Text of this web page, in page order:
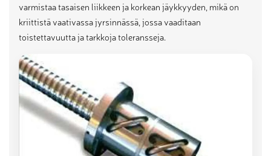
varmistaa tasaisen liikkeen ja korkean jäykkyyden, mikä on
kriittistä vaativassa jyrsinnässä, jossa vaaditaan
toistettavuutta ja tarkkoja toleransseja.